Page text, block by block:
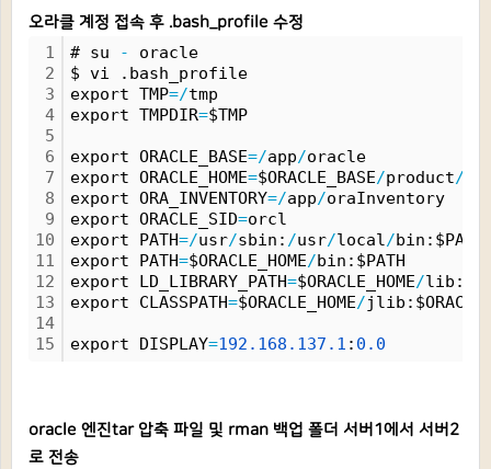
오라클 계정 접속 후 .bash_profile 수정
1
2
3
4
5
6
7
8
9
10
11
12
13
14
15
# su -
oracle
$ vi .bash_profile
export TMP=/tmp
export TMPDIR=$TMP
export ORACLE_BASE=/app/oracle
export ORACLE_HOME=$ORACLE_BASE/product/
export ORA_INVENTORY=/app/oraInventory
export ORACLE_SID=orcl
export PATH=/usr/sbin: /usr/local/bin:$PATH
export PATH=$ORACLE_HOME/bin:$PATH
export LD_LIBRARY_PATH=$ORACLE_HOME/lib:
export CLASSPATH=$ORACLE_HOME/
export DISPLAY=192. 168. 137. 1 : 0. 0
oracle 엔진tar 압축 파일 및 rman 백업 폴더 서버1에서 서버2
로 전송